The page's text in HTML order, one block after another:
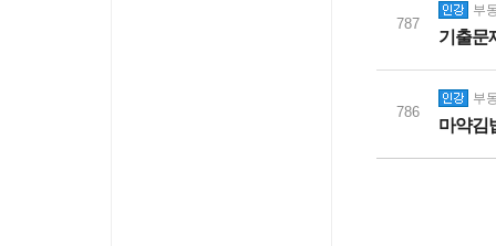
787
부
기출문
786
부
마약김